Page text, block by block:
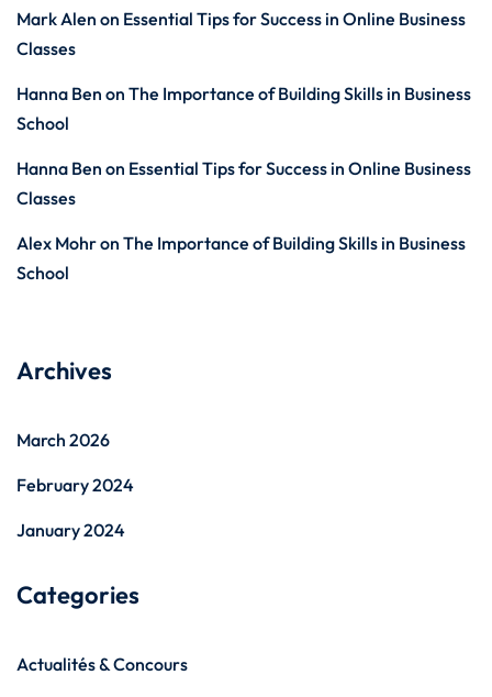
Mark Alen on Essential Tips for Success in Online Business
Classes
Hanna Ben on The Importance of Building Skills in Business
School
Hanna Ben on Essential Tips for Success in Online Business
Classes
Alex Mohron The Importance of Building Skills in Business
School
Archives
March 2026
February 2024
January 2024
Categories
Actualités & Concours